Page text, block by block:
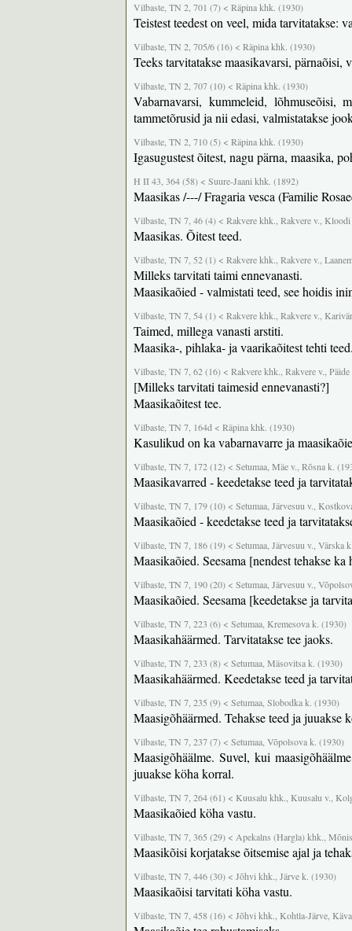
Vilbaste, TN 2, 701 (7) < Räpina khk. (1930)
Teistest teedest on veel, mida tarvitatakse:
Vilbaste, TN 2, 705/6 (16) < Räpina khk. (1930)
Teeks tarvitatakse maasikavarsi,
Vilbaste, TN 2, 707 (10) < Räpina khk. (1930)
Vabarnavarsi, kummeleid, lõhmuseõisi,
tammetõrusid ja nii edasi, valmistatakse
Vilbaste, TN 2, 710 (5) < Räpina khk. (1930)
Igasugustest õitest, nagu pärna, maasika,
H II 43, 364 (58) < Suure-Jaani khk. (1892)
Maasikas /---/ Fragaria vesca (Familie
Vilbaste, TN 7, 46 (4) < Rakvere khk., Rakvere v.,
Maasikas. Õitest teed.
Vilbaste, TN 7, 52 (1) < Rakvere khk., Rakvere v.,
Milleks tarvitati taimi ennevanasti.
Maasikaõied - valmistati teed, see hoidis
Vilbaste, TN 7, 54 (1) < Rakvere khk., Rakvere v.,
Taimed, millega vanasti arstiti.
Maasika-, pihlaka- ja vaarikaõitest tehti
Vilbaste, TN 7, 62 (16) < Rakvere khk., Rakvere v.,
[Milleks tarvitati taimesid ennevanasti?]
Maasikaõitest tee.
Vilbaste, TN 7, 164d < Räpina khk. (1930)
Kasulikud on ka vabarnavarre ja
Vilbaste, TN 7, 172 (12) < Setumaa, Mäe v., Rõsna k.
Maasikavarred - keedetakse teed ja
Vilbaste, TN 7, 179 (10) < Setumaa, Järvesuu v.,
Maasikaõied - keedetakse teed ja
Vilbaste, TN 7, 186 (19) < Setumaa, Järvesuu v., Värska
Maasikaõied. Seesama [nendest tehakse ka
Vilbaste, TN 7, 190 (20) < Setumaa, Järvesuu v.,
Maasikaõied. Seesama [keedetakse ja
Vilbaste, TN 7, 223 (6) < Setumaa, Kremesova k. (1930)
Maasikahäärmed. Tarvitatakse tee jaoks.
Vilbaste, TN 7, 233 (8) < Setumaa, Mäsovitsa k. (1930)
Maasikahäärmed. Keedetakse teed ja
Vilbaste, TN 7, 235 (9) < Setumaa, Slobodka k. (1930)
Maasigõhäärmed. Tehakse teed ja juuakse
Vilbaste, TN 7, 237 (7) < Setumaa, Võpolsova k. (1930)
Maasigõhäälme. Suvel, kui
juuakse köha korral.
Vilbaste, TN 7, 264 (61) < Kuusalu khk., Kuusalu v.,
Maasikaõied köha vastu.
Vilbaste, TN 7, 365 (29) < Apekalns (Hargla) khk.,
Maasikõisi korjatakse õitsemise ajal ja
Vilbaste, TN 7, 446 (30) < Jõhvi khk., Järve k. (1930)
Maasikaõisi tarvitati köha vastu.
Vilbaste, TN 7, 458 (16) < Jõhvi khk., Kohtla-Järve,